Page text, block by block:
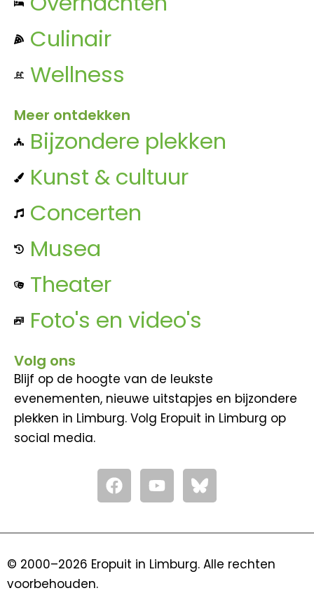
Culinair
Wellness
Meer ontdekken
Bijzondere plekken
Kunst & cultuur
Concerten
Musea
Theater
Foto's en video's
Volg ons
Blijf op de hoogte van de leukste
evenementen, nieuwe uitstapjes en bijzondere
plekken in Limburg. Volg Eropuit in Limburg op
social media.
F
a
c
e
o
Y
o
u
t
b
© 2000–2026 Eropuit in Limburg. Alle rechten
voorbehouden.